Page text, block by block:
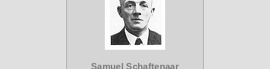
Samuel Schaftenaar